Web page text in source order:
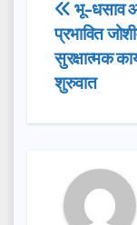
b
o
o
k
Post
भू-धसाव
प्रभावित
सुरक्षात्मक
शुरुवात